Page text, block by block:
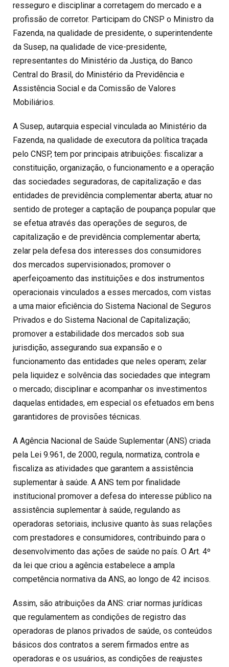
resseguro e disciplinar a corretagem do mercado e a
profissão de corretor. Participam do CNSP o Ministro da
Fazenda, na qualidade de presidente, o superintendente
da Susep, na qualidade de vice-presidente,
representantes do Ministério da Justiça, do Banco
Central do Brasil, do Ministério da Previdência e
Assistência Social e da Comissão de Valores
Mobiliários.
A Susep, autarquia especial vinculada ao Ministério da
Fazenda, na qualidade de executora da política traçada
pelo CNSP, tem por principais atribuições: fiscalizar a
constituição, organização, o funcionamento e a operação
das sociedades seguradoras, de capitalização e das
entidades de previdência complementar aberta; atuar no
sentido de proteger a captação de poupança popular que
se efetua através das operações de seguros, de
capitalização e de previdência complementar aberta;
zelar pela defesa dos interesses dos consumidores
dos mercados supervisionados; promover o
aperfeiçoamento das instituições e dos instrumentos
operacionais vinculados a esses mercados, com vistas
a uma maior eficiência do Sistema Nacional de Seguros
Privados e do Sistema Nacional de Capitalização;
promover a estabilidade dos mercados sob sua
jurisdição, assegurando sua expansão e o
funcionamento das entidades que neles operam; zelar
pela liquidez e solvência das sociedades que integram
o mercado; disciplinar e acompanhar os investimentos
daquelas entidades, em especial os efetuados em bens
garantidores de provisões técnicas.
A Agência Nacional de Saúde Suplementar (ANS) criada
pela Lei 9.961, de 2000, regula, normatiza, controla e
fiscaliza as atividades que garantem a assistência
suplementar à saúde. A ANS tem por finalidade
institucional promover a defesa do interesse público na
assistência suplementar à saúde, regulando as
operadoras setoriais, inclusive quanto às suas relações
com prestadores e consumidores, contribuindo para o
desenvolvimento das ações de saúde no país. O Art. 4º
da lei que criou a agência estabelece a ampla
competência normativa da ANS, ao longo de 42 incisos.
Assim, são atribuições da ANS: criar normas jurídicas
que regulamentem as condições de registro das
operadoras de planos privados de saúde, os conteúdos
básicos dos contratos a serem firmados entre as
operadoras e os usuários, as condições de reajustes